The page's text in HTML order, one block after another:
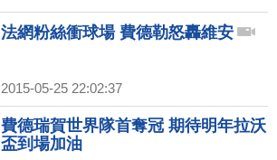
法網粉絲衝球場 費德勒怒轟維安
2015-05-25 22:02:37
費德瑞賀世界隊首奪冠 期待明年拉沃
盃到場加油